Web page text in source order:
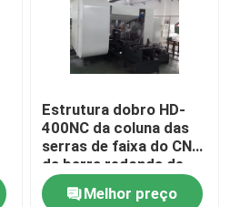
Estrutura dobro HD-
400NC da coluna das
serras de faixa do CNC
da barra redonda de
liga de alumínio
Melhor preço